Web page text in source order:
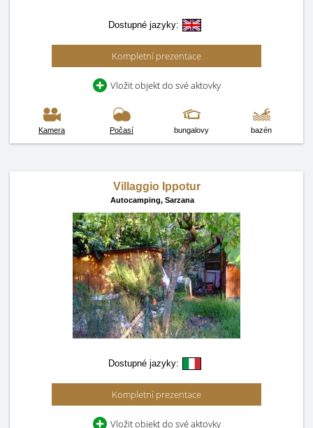
Dostupné jazyky:
Kompletní prezentace
Vložit objekt do své aktovky
Kamera Počasí bungalovy bazén
Villaggio Ippotur
Autocamping, Sarzana
Dostupné jazyky:
Kompletní prezentace
Vložit objekt do své aktovky